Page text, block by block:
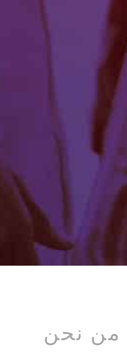
من نحن